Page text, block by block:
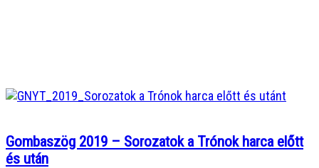
Gombaszög 2019 – Sorozatok a Trónok harca előtt
és után